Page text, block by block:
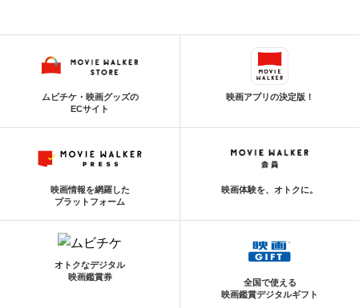
ムビチケ・映画グッズの
ECサイト
映画アプリの決定版！
映画情報を網羅した
プラットフォーム
映画体験を、オトクに。
オトクなデジタル
映画鑑賞券
全国で使える
映画鑑賞デジタルギフト